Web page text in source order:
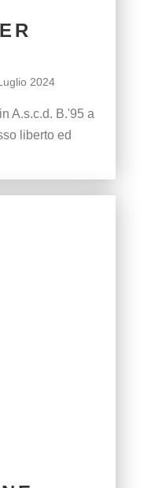
2024
A.s.c.d. B.'95 a
liberto ed